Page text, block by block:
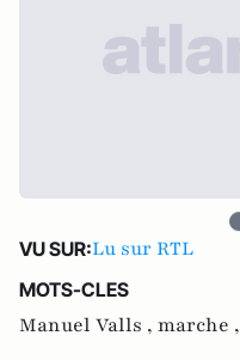
VU SUR:Lu sur RTL
MOTS-CLES
Manuel Valls , marche ,